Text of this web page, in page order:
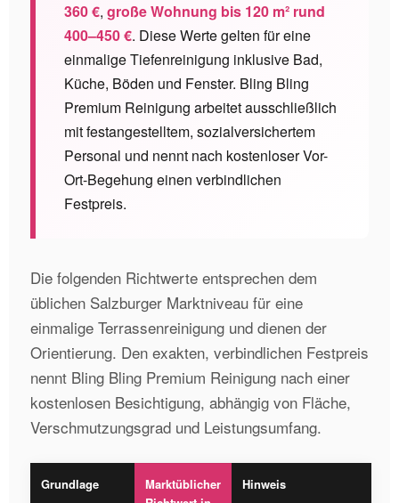
360 €, große Wohnung bis 120 m² rund
400–450 €. Diese Werte gelten für eine
einmalige Tiefenreinigung inklusive Bad,
Küche, Böden und Fenster. Bling Bling
Premium Reinigung arbeitet ausschließlich
mit festangestelltem, sozialversichertem
Personal und nennt nach kostenloser Vor-
Ort-Begehung einen verbindlichen
Festpreis.
Die folgenden Richtwerte entsprechen dem
üblichen Salzburger Marktniveau für eine
einmalige Terrassenreinigung und dienen der
Orientierung. Den exakten, verbindlichen Festpreis
nennt Bling Bling Premium Reinigung nach einer
kostenlosen Besichtigung, abhängig von Fläche,
Verschmutzungsgrad und Leistungsumfang.
Grundlage
Marktüblicher
Hinweis